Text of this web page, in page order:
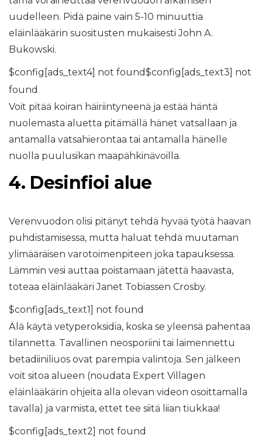
uudelleen. Pidä paine vain 5-10 minuuttia
eläinlääkärin suositusten mukaisestiJohn A.
Bukowski.
$config[ads_text4] not found$config[ads_text3] not
found
Voit pitää koiran häiriintyneenä ja estää häntä
nuolemasta aluetta pitämällä hänet vatsallaan ja
antamalla vatsahierontaa tai antamalla hänelle
nuolla puulusikan maapähkinävoilla.
4. Desinfioi alue
Verenvuodon olisi pitänyt tehdä hyvää työtä haavan
puhdistamisessa, mutta haluat tehdä muutaman
ylimääräisen varotoimenpiteen joka tapauksessa.
Lämmin vesi auttaa poistamaan jätettä haavasta,
toteaa eläinlääkäri Janet Tobiassen Crosby.
$config[ads_text1] not found
Älä käytä vetyperoksidia, koska se yleensä pahentaa
tilannetta. Tavallinen neosporiini tai laimennettu
betadiiniliuos ovat parempia valintoja. Sen jälkeen
voit sitoa alueen (noudata Expert Villagen
eläinlääkärin ohjeita alla olevan videon osoittamalla
tavalla) ja varmista, ettet tee siitä liian tiukkaa!
$config[ads_text2] not found